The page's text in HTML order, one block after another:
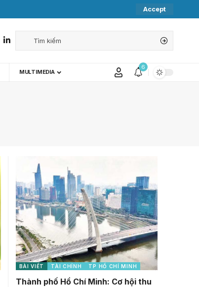
Accept
MULTIMEDIA
6
BÀI VIẾT TÀI CHÍNH TP HỒ CHÍ MINH
Thành phố Hồ Chí Minh: Cơ hội thu